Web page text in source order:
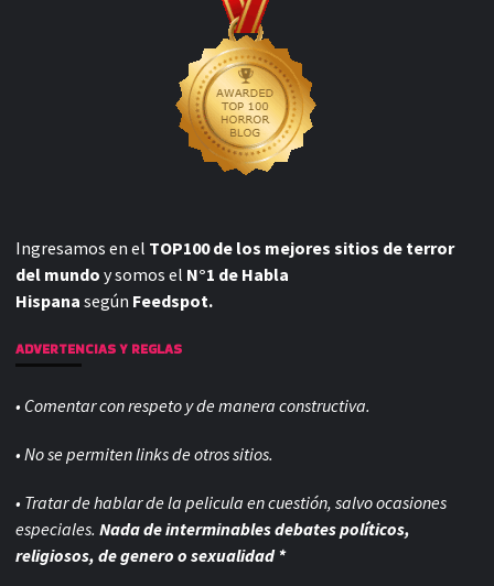
Ingresamos en el TOP100 de los mejores sitios de terror
del mundo y somos el N°1 de Habla
Hispana según Feedspot.
ADVERTENCIAS Y REGLAS
• Comentar con respeto y de manera constructiva.
• No se permiten links de otros sitios.
• Tratar de hablar de la pelicula en cuestión, salvo ocasiones
especiales. Nada de interminables debates políticos,
religiosos, de genero o sexualidad *